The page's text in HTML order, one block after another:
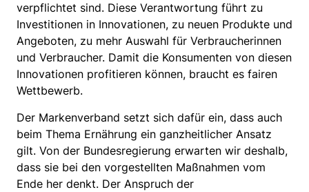
verpflichtet sind. Diese Verantwortung führt zu
Investitionen in Innovationen, zu neuen Produkte und
Angeboten, zu mehr Auswahl für Verbraucherinnen
und Verbraucher. Damit die Konsumenten von diesen
Innovationen profitieren können, braucht es fairen
Wettbewerb.
Der Markenverband setzt sich dafür ein, dass auch
beim Thema Ernährung ein ganzheitlicher Ansatz
gilt. Von der Bundesregierung erwarten wir deshalb,
dass sie bei den vorgestellten Maßnahmen vom
Ende her denkt. Der Anspruch der